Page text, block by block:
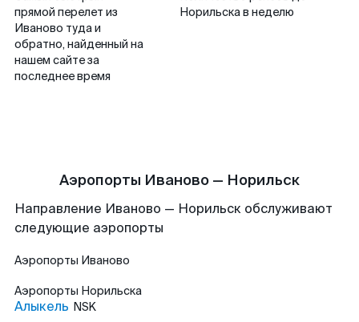
прямой перелет из
Иваново туда и
обратно, найденный на
нашем сайте за
последнее время
Норильска в неделю
Аэропорты Иваново — Норильск
Направление Иваново — Норильск обслуживают
следующие аэропорты
Аэропорты Иваново
Аэропорты Норильска
Алыкель NSK